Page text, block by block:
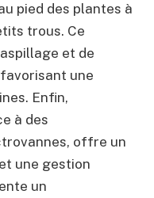
pied des plantes à
trous. Ce
et de
une
Enfin,
à des
offre un
une gestion
un